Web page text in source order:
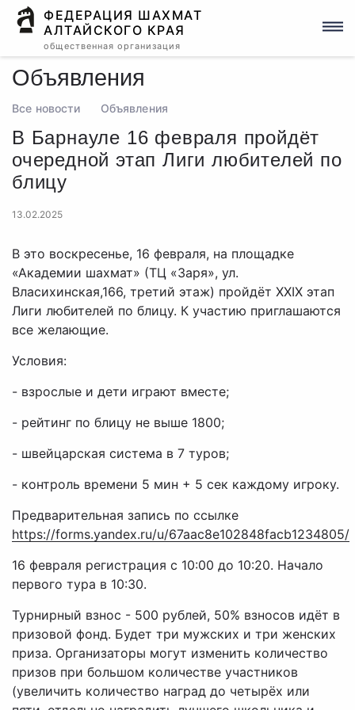
ФЕДЕРАЦИЯ ШАХМАТ
АЛТАЙСКОГО КРАЯ
общественная организация
Объявления
Все новости Объявления
В Барнауле 16 февраля пройдёт
очередной этап Лиги любителей по
блицу
13.02.2025
В это воскресенье, 16 февраля, на площадке
«Академии шахмат» (ТЦ «Заря», ул.
Власихинская,166, третий этаж) пройдёт XXIX этап
Лиги любителей по блицу. К участию приглашаются
все желающие.
Условия:
- взрослые и дети играют вместе;
- рейтинг по блицу не выше 1800;
- швейцарская система в 7 туров;
- контроль времени 5 мин + 5 сек каждому игроку.
Предварительная запись по ссылке
https://forms.yandex.ru/u/67aac8e102848facb1234805/
16 февраля регистрация с 10:00 до 10:20. Начало
первого тура в 10:30.
Турнирный взнос - 500 рублей, 50% взносов идёт в
призовой фонд. Будет три мужских и три женских
приза. Организаторы могут изменить количество
призов при большом количестве участников
(увеличить количество наград до четырёх или